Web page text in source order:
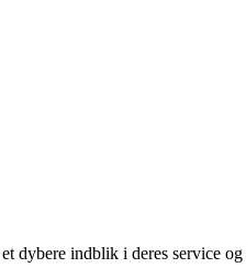
dybere indblik i deres service